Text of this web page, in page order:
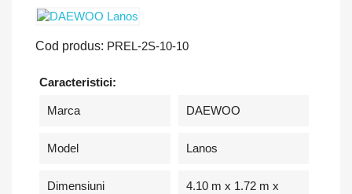
Cod produs: PREL-2S-10-10
Caracteristici:
Marca DAEWOO
Model Lanos
Dimensiuni
4.10 m x 1.72 m x